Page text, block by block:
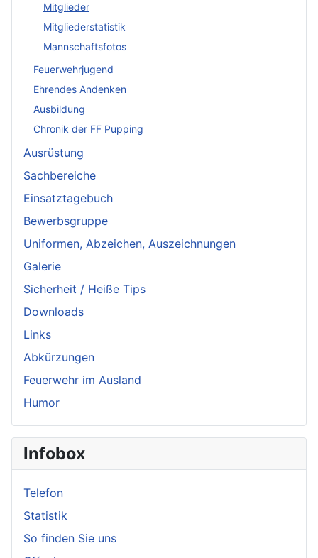
Mitglieder
Mitgliederstatistik
Mannschaftsfotos
Feuerwehrjugend
Ehrendes Andenken
Ausbildung
Chronik der FF Pupping
Ausrüstung
Sachbereiche
Einsatztagebuch
Bewerbsgruppe
Uniformen, Abzeichen, Auszeichnungen
Galerie
Sicherheit / Heiße Tips
Downloads
Links
Abkürzungen
Feuerwehr im Ausland
Humor
Infobox
Telefon
Statistik
So finden Sie uns